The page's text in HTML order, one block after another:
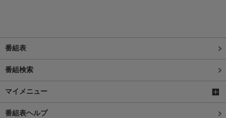
番組表
番組検索
マイメニュー
番組表ヘルプ